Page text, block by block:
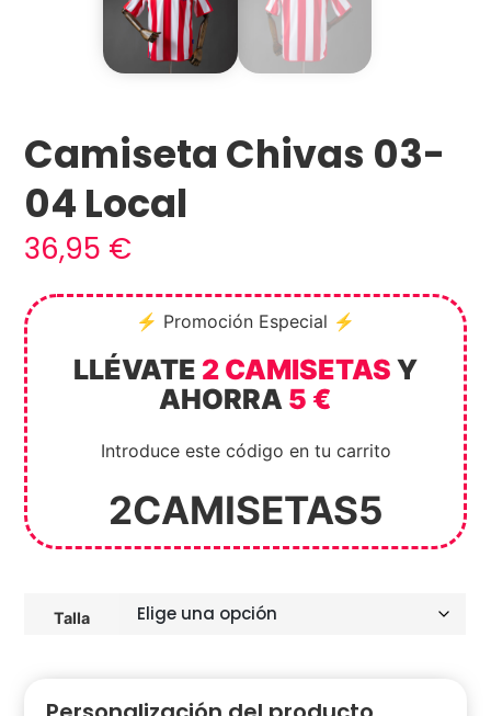
Camiseta Chivas 03-
04 Local
36,95 €
⚡ Promoción Especial ⚡
LLÉVATE 2 CAMISETAS Y
AHORRA 5 €
Introduce este código en tu carrito
2CAMISETAS5
Talla